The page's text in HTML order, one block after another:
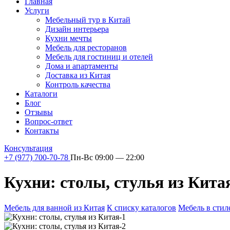
Услуги
Мебельный тур в Китай
Дизайн интерьера
Кухни мечты
Мебель для ресторанов
Мебель для гостиниц и отелей
Дома и апартаменты
Доставка из Китая
Контроль качества
Каталоги
Блог
Отзывы
Вопрос-ответ
Контакты
Консультация
+7 (977) 700-70-78 Пн-Вс 09:00 — 22:00
Кухни: столы, стулья из
Мебель для ванной из Китая К списку каталогов Мебель в